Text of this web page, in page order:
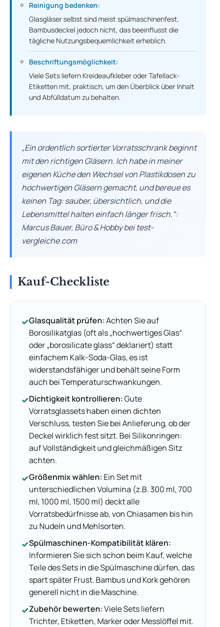
Reinigung bedenken:
Glasgläser selbst sind meist spülmaschinenfest,
Bambusdeckel jedoch nicht, das beeinflusst die
tägliche Nutzungsbequemlichkeit erheblich.
Beschriftungsmöglichkeit:
Viele Sets liefern Kreideaufkleber oder Tafellack-
Etiketten mit, praktisch, um den Überblick über Inhalt
und Abfülldatum zu behalten.
„Ein ordentlich sortierter Vorratsschrank beginnt
mit den richtigen Gläsern. Ich habe in meiner
eigenen Küche den Wechsel von Plastikdosen zu
hochwertigen Gläsern gemacht, und bereue es
keinen Tag: sauber, übersichtlich, und die
Lebensmittel halten einfach länger frisch.“:
Marcus Bauer, Büro & Hobby bei test-
vergleiche.com
Kauf-Checkliste
✓Glasqualität prüfen:Achten Sie auf
Borosilikatglas (oft als „hochwertiges Glas“
oder „borosilicate glass“ deklariert) statt
einfachem Kalk-Soda-Glas, es ist
widerstandsfähiger und behält seine Form
auch bei Temperaturschwankungen.
✓Dichtigkeit kontrollieren:Gute
Vorratsglassets haben einen dichten
Verschluss, testen Sie bei Anlieferung, ob der
Deckel wirklich fest sitzt. Bei Silikonringen:
auf Vollständigkeit und gleichmäßigen Sitz
achten.
✓Größenmix wählen: Ein Set mit
unterschiedlichen Volumina (z.B. 300 ml, 700
ml, 1000 ml, 1500 ml) deckt alle
Vorratsbedürfnisse ab, von Chiasamen bis hin
zu Nudeln und Mehlsorten.
✓Spülmaschinen-Kompatibilität klären:
Informieren Sie sich schon beim Kauf, welche
Teile des Sets in die Spülmaschine dürfen, das
spart später Frust. Bambus und Kork gehören
generell nicht in die Maschine.
✓Zubehör bewerten:Viele Sets liefern
Trichter, Etiketten, Marker oder Messlöffel mit.